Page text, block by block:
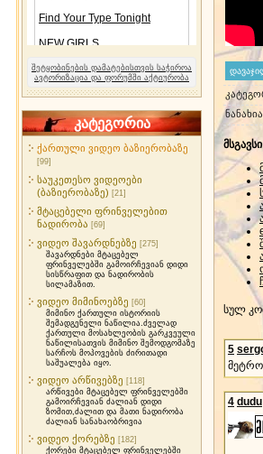
შეტყობინების დამატებისთვის საჭიროა
ავტორიზაცია და ფორუმში აქტიურობა
კატეგორია
ქართული ვიდეო ბაზიერობაზე
[99]
საუკეთესო ვიდეოები
(ბაზიერობაზე) [21]
მტაცებელი ფრინველებით
ნადირობა [69]
ვიდეო შავარდნებზე [275]
შავარდნები მტაცებელ
ფრინველებში გამოირჩევიან დიდი
სისწრაფით და ნადირობის
სილამაზით.
ვიდეო მიმინოებზე [60]
მიმინო ქართული ისტორიის
შემადგენელი ნაწილია.ძველად
ქართული მოსახლეობის გარკვეული
ნაწილისათვის მიმინო შემოდგომაზე
სარჩოს მოპოვების ძირითადი
საშუალება იყო.
ვიდეო არწივებზე [118]
არწივები მტაცებელ ფრინველებში
გამოირჩევიან ძალიან დიდი
ზომით,ძალით და მათი ნადირობა
ძალიან სანახაობრივია
ვიდეო ქორებზე [182]
ქორები მტაცებელ ფრინველებში
ნანახია
სულ
5
4 dudu